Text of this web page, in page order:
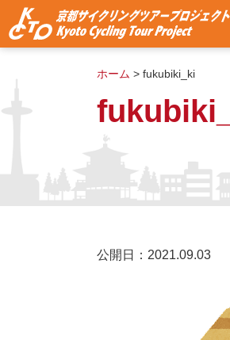
公開日：2021.09.03
ホーム > fukubiki_ki